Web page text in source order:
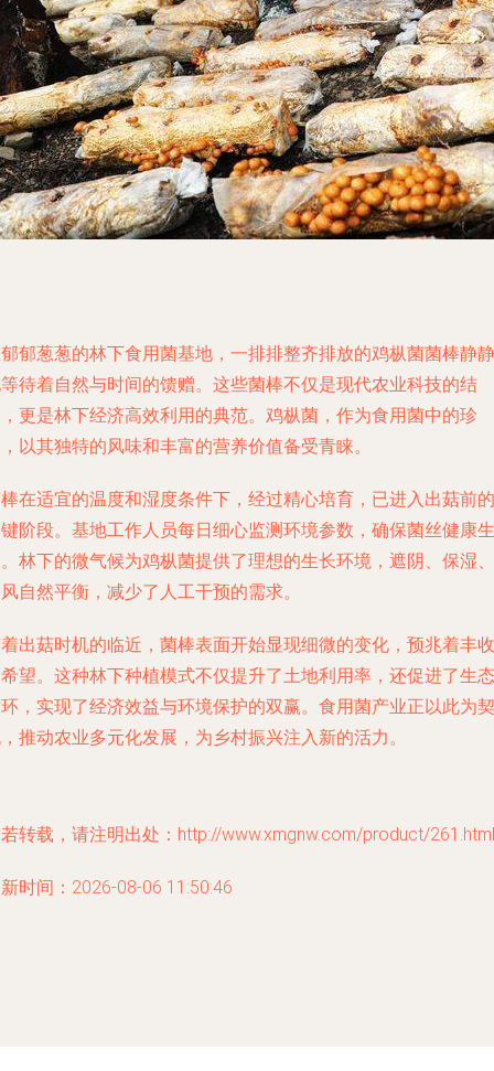
郁葱葱的林下食用菌基地，一排排整齐排放的鸡枞菌菌棒静静
待着自然与时间的馈赠。这些菌棒不仅是现代农业科技的结
更是林下经济高效利用的典范。鸡枞菌，作为食用菌中的珍
以其独特的风味和丰富的营养价值备受青睐。
在适宜的温度和湿度条件下，经过精心培育，已进入出菇前的
阶段。基地工作人员每日细心监测环境参数，确保菌丝健康生
林下的微气候为鸡枞菌提供了理想的生长环境，遮阴、保湿、
自然平衡，减少了人工干预的需求。
出菇时机的临近，菌棒表面开始显现细微的变化，预兆着丰收
望。这种林下种植模式不仅提升了土地利用率，还促进了生态
，实现了经济效益与环境保护的双赢。食用菌产业正以此为契
推动农业多元化发展，为乡村振兴注入新的活力。
转载，请注明出处：http://www.xmgnw.com/product/261.html
时间：2026-08-06 11:50:46